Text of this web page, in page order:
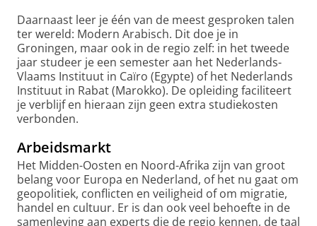
Daarnaast leer je één van de meest gesproken talen
ter wereld: Modern Arabisch. Dit doe je in
Groningen, maar ook in de regio zelf: in het tweede
jaar studeer je een semester aan het Nederlands-
Vlaams Instituut in Caïro (Egypte) of het Nederlands
Instituut in Rabat (Marokko). De opleiding faciliteert
je verblijf en hieraan zijn geen extra studiekosten
verbonden.
Arbeidsmarkt
Het Midden-Oosten en Noord-Afrika zijn van groot
belang voor Europa en Nederland, of het nu gaat om
geopolitiek, conflicten en veiligheid of om migratie,
handel en cultuur. Er is dan ook veel behoefte in de
samenleving aan experts die de regio kennen, de taal